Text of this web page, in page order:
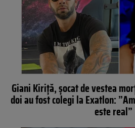
Giani Kiriță, șocat de vestea
doi au fost colegi la Exatlon:
este real”